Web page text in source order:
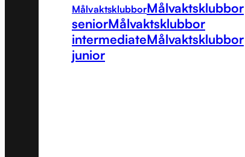
MålvaktsklubborMålvaktsklubbor
seniorMålvaktsklubbor
intermediateMålvaktsklubbor
junior